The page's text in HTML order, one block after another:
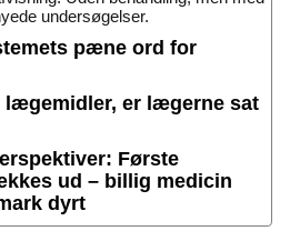
undersøgelser.
pæne ord for
lægemidler, er lægerne sat
Første
ud – billig medicin
dyrt